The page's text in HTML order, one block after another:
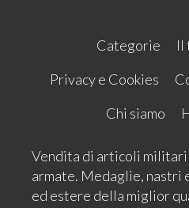
Categorie
Il
Privacy e Cookies
Chi siamo
Vendita di articoli
armate. Medaglie, nastri
ed estere della miglior